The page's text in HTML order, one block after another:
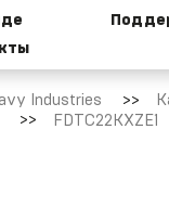
Industries
FDTC22KXZE1